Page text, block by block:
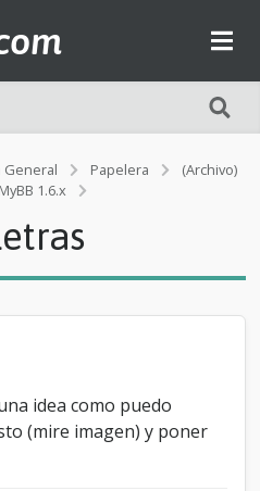
General Papelera
(Archivo)
1.6.x
u
a
a
s
idea como puedo
(mire imagen) y poner